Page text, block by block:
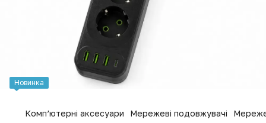
Новинка
Комп’ютерні аксесуари Мережеві подовжувачі